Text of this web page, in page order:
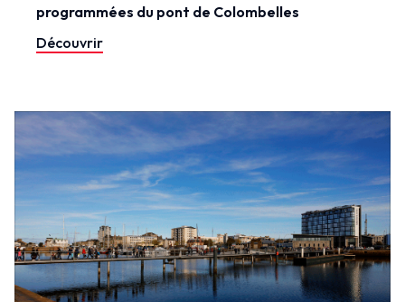
programmées du pont de Colombelles
Découvrir